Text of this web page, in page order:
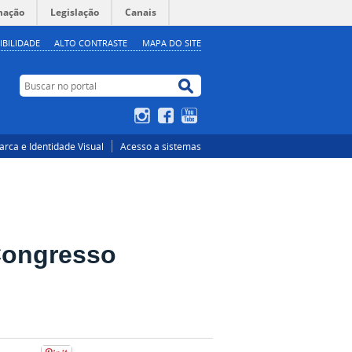
Legislação Canais
ALTO CONTRASTE MAPA DO SITE
Buscar no portal
Buscar no portal
InstagramFacebook
e Identidade Visual Acesso a sistemas